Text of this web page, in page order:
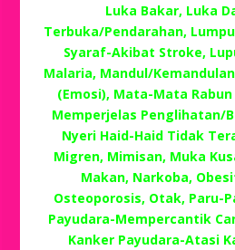
Luka Bakar, Luka
Terbuka/Pendarahan,
Syaraf-Akibat Stroke,
Malaria, Mandul/
(Emosi), Mata-Mata
Memperjelas Penglihatan/
Nyeri Haid-Haid Tidak
Migren, Mimisan, Muka
Makan, Narkoba,
Osteoporosis, Otak, Paru-
Payudara-Mempercantik
Kanker Payudara-Atasi